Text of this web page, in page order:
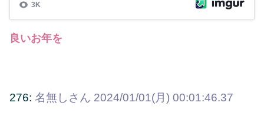
良いお年を
276: 名無しさん 2024/01/01(月) 00:01:46.37